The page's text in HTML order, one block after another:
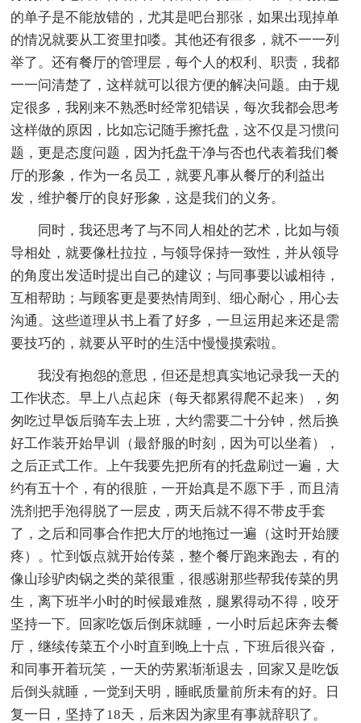
的单子是不能放错的，尤其是吧台那张，如果出现掉单
的情况就要从工资里扣喽。其他还有很多，就不一一列
举了。还有餐厅的管理层，每个人的权利、职责，我都
一一问清楚了，这样就可以很方便的解决问题。由于规
定很多，我刚来不熟悉时经常犯错误，每次我都会思考
这样做的原因，比如忘记随手擦托盘，这不仅是习惯问
题，更是态度问题，因为托盘干净与否也代表着我们餐
厅的形象，作为一名员工，就要凡事从餐厅的利益出
发，维护餐厅的良好形象，这是我们的义务。
同时，我还思考了与不同人相处的艺术，比如与领
导相处，就要像杜拉拉，与领导保持一致性，并从领导
的角度出发适时提出自己的建议；与同事要以诚相待，
互相帮助；与顾客更是要热情周到、细心耐心，用心去
沟通。这些道理从书上看了好多，一旦运用起来还是需
要技巧的，就要从平时的生活中慢慢摸索啦。
我没有抱怨的意思，但还是想真实地记录我一天的
工作状态。早上八点起床（每天都累得爬不起来），匆
匆吃过早饭后骑车去上班，大约需要二十分钟，然后换
好工作装开始早训（最舒服的时刻，因为可以坐着），
之后正式工作。上午我要先把所有的托盘刷过一遍，大
约有五十个，有的很脏，一开始真是不愿下手，而且清
洗剂把手泡得脱了一层皮，两天后就不得不带皮手套
了，之后和同事合作把大厅的地拖过一遍（这时开始腰
疼）。忙到饭点就开始传菜，整个餐厅跑来跑去，有的
像山珍驴肉锅之类的菜很重，很感谢那些帮我传菜的男
生，离下班半小时的时候最难熬，腿累得动不得，咬牙
坚持一下。回家吃饭后倒床就睡，一小时后起床奔去餐
厅，继续传菜五个小时直到晚上十点，下班后很兴奋，
和同事开着玩笑，一天的劳累渐渐退去，回家又是吃饭
后倒头就睡，一觉到天明，睡眠质量前所未有的好。日
复一日，坚持了18天，后来因为家里有事就辞职了。